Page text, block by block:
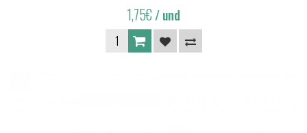
1,75€/ und